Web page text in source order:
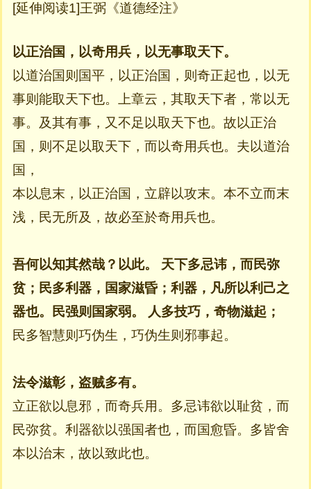
[延伸阅读1]王弼《道德经注》
以正治国，以奇用兵，以无事取天下。
以道治国则国平，以正治国，则奇正起也，以无
事则能取天下也。上章云，其取天下者，常以无
事。及其有事，又不足以取天下也。故以正治
国，则不足以取天下，而以奇用兵也。夫以道治
国，
本以息末，以正治国，立辟以攻末。本不立而末
浅，民无所及，故必至於奇用兵也。
吾何以知其然哉？以此。
天下多忌讳，而民弥
贫；民多利器，国家滋昏；利器，凡所以利己之
器也。民强则国家弱。
人多技巧，奇物滋起；
民多智慧则巧伪生，巧伪生则邪事起。
法令滋彰，盗贼多有。
立正欲以息邪，而奇兵用。多忌讳欲以耻贫，而
民弥贫。利器欲以强国者也，而国愈昏。多皆舍
本以治末，故以致此也。